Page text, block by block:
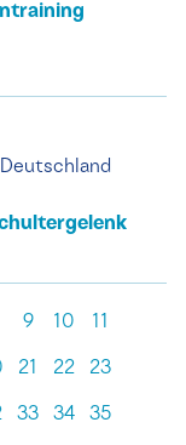
9 10 11
21 22 23
33 34 35